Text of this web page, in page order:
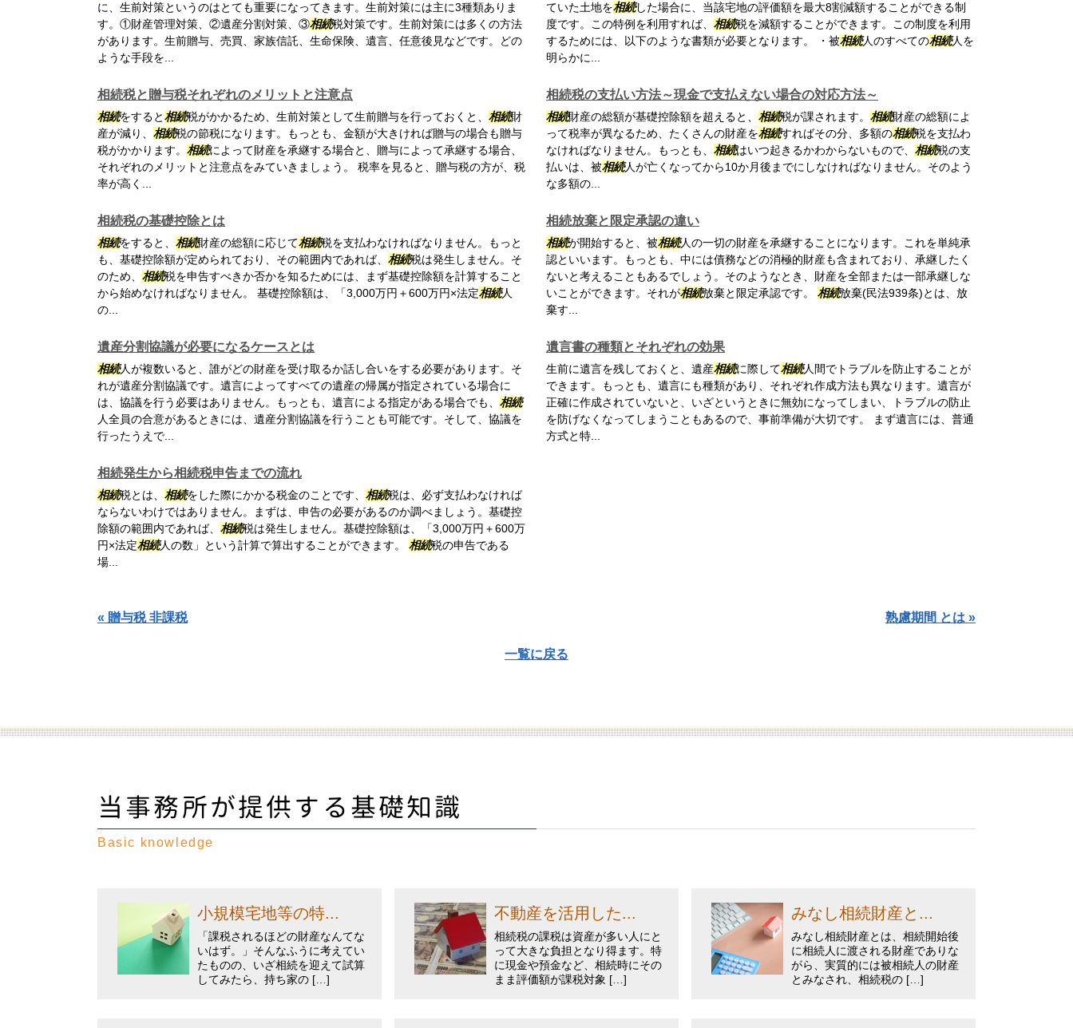
に、生前対策というのはとても重要になってきます。生前対策には主に3種類ありま
す。①財産管理対策、②遺産分割対策、③相続税対策です。生前対策には多くの方法
があります。生前贈与、売買、家族信託、生命保険、遺言、任意後見などです。どの
ような手段を...
ていた土地を相続した場合に、当該宅地の評価額を最大8割減額することができる制
度です。この特例を利用すれば、 相続税を減額することができます。この制度を利用
するためには、以下のような書類が必要となります。 ・被相続人のすべての相続人を
明らかに...
相続税と贈与税それぞれのメリットと注意点
相続をすると相続税がかかるため、生前対策として生前贈与を行っておくと、 相続財
産が減り、 相続税の節税になります。もっとも、金額が大きければ贈与の場合も贈与
税がかかります。 相続によって財産を承継する場合と、贈与によって承継する場合、
それぞれのメリットと注意点をみていきましょう。 税率を見ると、贈与税の方が、税
率が高く...
相続税の支払い方法～現金で支払えない場合の対応方法～
相続財産の総額が基礎控除額を超えると、 相続税が課されます。 相続財産の総額によ
って税率が異なるため、たくさんの財産を相続すればその分、多額の相続税を支払わ
なければなりません。もっとも、 相続はいつ起きるかわからないもので、 相続税の支
払いは、被相続人が亡くなってから10か月後までにしなければなりません。そのよう
な多額の...
相続税の基礎控除とは
相続をすると、 相続財産の総額に応じて相続税を支払わなければなりません。もっと
も、基礎控除額が定められており、その範囲内であれば、 相続税は発生しません。そ
のため、 相続税を申告すべきか否かを知るためには、まず基礎控除額を計算すること
から始めなければなりません。 基礎控除額は、「3,000万円＋600万円×法定相続人
の...
相続放棄と限定承認の違い
相続が開始すると、被相続人の一切の財産を承継することになります。これを単純承
認といいます。もっとも、中には債務などの消極的財産も含まれており、承継したく
ないと考えることもあるでしょう。そのようなとき、財産を全部または一部承継しな
いことができます。それが相続放棄と限定承認です。 相続放棄(民法939条)とは、放
棄す...
遺産分割協議が必要になるケースとは
相続人が複数いると、誰がどの財産を受け取るか話し合いをする必要があります。そ
れが遺産分割協議です。遺言によってすべての遺産の帰属が指定されている場合に
は、協議を行う必要はありません。もっとも、遺言による指定がある場合でも、 相続
人全員の合意があるときには、遺産分割協議を行うことも可能です。そして、協議を
行ったうえで...
遺言書の種類とそれぞれの効果
生前に遺言を残しておくと、遺産相続に際して相続人間でトラブルを防止することが
できます。もっとも、遺言にも種類があり、それぞれ作成方法も異なります。遺言が
正確に作成されていないと、いざというときに無効になってしまい、トラブルの防止
を防げなくなってしまうこともあるので、事前準備が大切です。 まず遺言には、普通
方式と特...
相続発生から相続税申告までの流れ
相続税とは、 相続をした際にかかる税金のことです、 相続税は、必ず支払わなければ
ならないわけではありません。まずは、申告の必要があるのか調べましょう。基礎控
除額の範囲内であれば、 相続税は発生しません。基礎控除額は、「3,000万円＋600万
円×法定相続人の数」という計算で算出することができます。 相続税の申告である
場...
« 贈与税 非課税 熟慮期間 とは »
一覧に戻る
当事務所が提供する基礎知識
Basic knowledge
小規模宅地等の特...
「課税されるほどの財産なんてな
いはず。」そんなふうに考えてい
たものの、いざ相続を迎えて試算
してみたら、持ち家の […]
不動産を活用した...
相続税の課税は資産が多い人にと
って大きな負担となり得ます。特
に現金や預金など、相続時にその
まま評価額が課税対象 […]
みなし相続財産と...
みなし相続財産とは、相続開始後
に相続人に渡される財産でありな
がら、実質的には被相続人の財産
とみなされ、相続税の […]